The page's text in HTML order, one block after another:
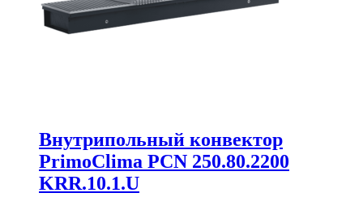
Внутрипольный конвектор
PrimoClima PCN 250.80.2200
KRR.10.1.U